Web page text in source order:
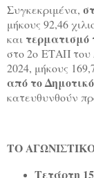
Συγκεκριμένα,
μήκους 92,46
και
στο 2ο ΕΤΑΠ του
2024, μήκους
από το
κατευθυνθούν
ΤΟ
Τετάρτη